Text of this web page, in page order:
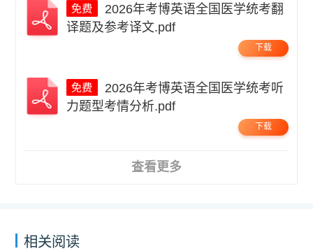
译题及参考译文.pdf
下载
力题型考情分析.pdf
下载
查看更多
相关阅读